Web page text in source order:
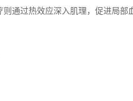
通过热效应深入肌理，促进局部